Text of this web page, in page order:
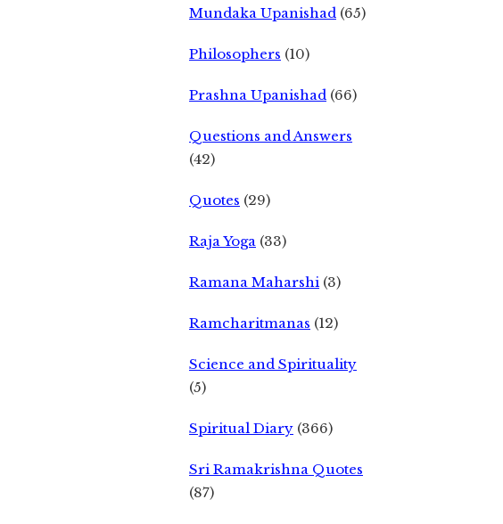
Mundaka Upanishad (65)
Philosophers (10)
Prashna Upanishad (66)
Questions and Answers
(42)
Quotes (29)
Raja Yoga (33)
Ramana Maharshi (3)
Ramcharitmanas (12)
Science and Spirituality
(5)
Spiritual Diary (366)
Sri Ramakrishna Quotes
(87)